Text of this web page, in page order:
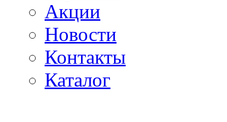
Акции
Новости
Контакты
Каталог